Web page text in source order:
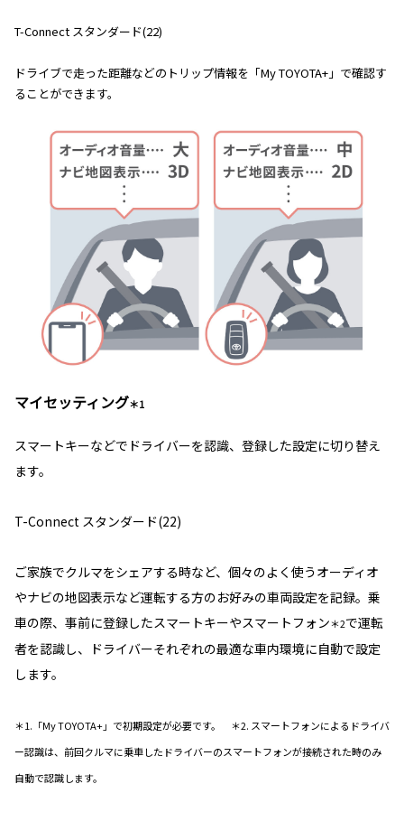
T-Connect スタンダード(22)
ドライブで走った距離などのトリップ情報を「My TOYOTA+」で確認す
ることができます。
マイセッティング＊1
スマートキーなどでドライバーを認識、登録した設定に切り替え
ます。
T-Connect スタンダード(22)
ご家族でクルマをシェアする時など、個々のよく使うオーディオ
やナビの地図表示など運転する方のお好みの車両設定を記録。乗
車の際、事前に登録したスマートキーやスマートフォン＊2で運転
者を認識し、ドライバーそれぞれの最適な車内環境に自動で設定
します。
＊1.「My TOYOTA+」で初期設定が必要です。 ＊2. スマートフォンによるドライバ
ー認識は、前回クルマに乗車したドライバーのスマートフォンが接続された時のみ
自動で認識します。